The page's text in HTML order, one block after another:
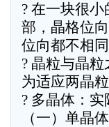
? 在一块很
部，晶格位
位向都不相
? 晶粒与晶
为适应两晶
? 多晶体：
（一）单晶